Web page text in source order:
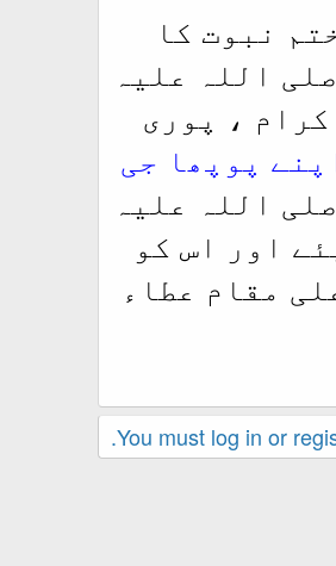
نبوت کا
اللہ علیہ
، پوری
پوپھا جی
اللہ علیہ
اور اس کو
مقام عطاء
You must log in or